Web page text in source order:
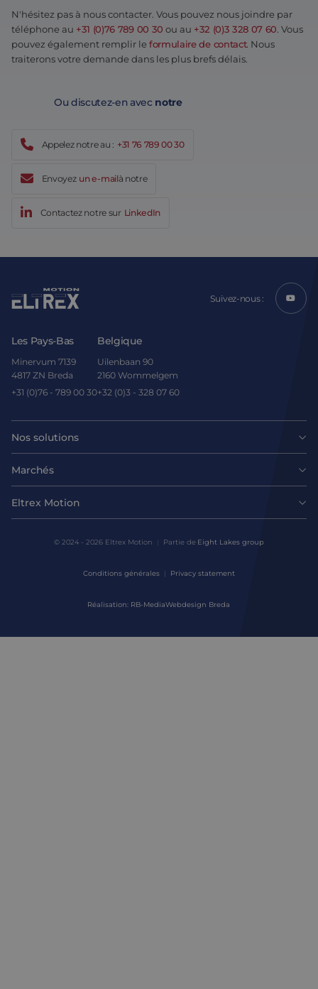
N'hésitez pas à nous contacter. Vous pouvez nous joindre par
téléphone au +31 (0)76 789 00 30 ou au +32 (0)3 328 07 60. Vous
pouvez également remplir leformulaire de contact. Nous
traiterons votre demande dans les plus brefs délais.
Ou discutez-en avec notre
Appelez notre au : +31 76 789 00 30
Envoyez un e-mailà notre
Contactez notre sur LinkedIn
Suivez-nous :
Les Pays-Bas
Minervum 7139
4817 ZN Breda
+31 (0)76 - 789 00 30
Belgique
Uilenbaan 90
2160 Wommelgem
+32 (0)3 - 328 07 60
Nos solutions
Moteurs
Entraînements et contrôleurs
Mécanique
Solutions de contrôle de mouvement
Marchés
Agroalimentaire
Sciences de la vie
Environnements difficiles
Eltrex Motion
© 2024 - 2026 Eltrex Motion Partie de Eight Lakes group
Conditions générales Privacy statement
Réalisation: RB-MediaWebdesign Breda